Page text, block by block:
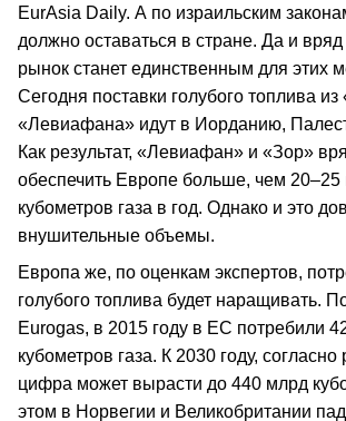
EurAsia Daily. А по израильским
должно оставаться в стране. Да и
рынок станет единственным для этих
Сегодня поставки голубого топлива из
«Левиафана» идут в Иорданию,
Как результат, «Левиафан» и «Зор»
обеспечить Европе больше, чем
кубометров газа в год. Однако и это
внушительные объемы.
Европа же, по оценкам экспертов,
голубого топлива будет наращивать.
Eurogas, в 2015 году в ЕС потребили
кубометров газа. К 2030 году, согласно
цифра может вырасти до 440 млрд
этом в Норвегии и Великобритании